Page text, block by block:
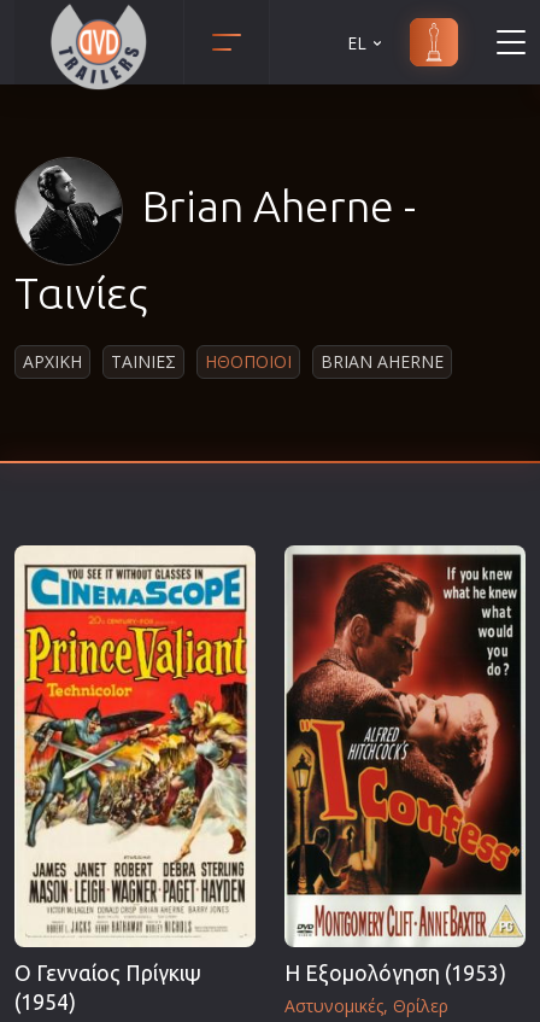
Αισθησιακές
Γουέστερν
Επιστημονικής Φαντασίας
Εποχής
Ερωτικές
Ευρωπαικός Κινηματογράφος
Θρησκευτικές
Θρίλερ
Ιστορικές
Καταστροφής
Κλασσικές
EL
Brian Aherne -
Ταινίες
ΑΡΧΙΚΗ ΤΑΙΝΙΕΣ ΗΘΟΠΟΙΟΙ BRIAN AHERNE
Ο Γενναίος Πρίγκιψ
(1954)
Η Εξομολόγηση (1953)
Αστυνομικές Θρίλερ